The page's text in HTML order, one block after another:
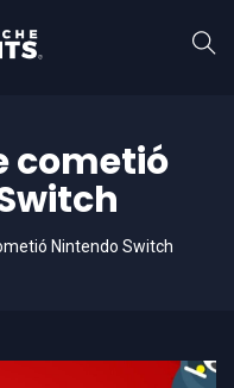
cometió
Nintendo Switch